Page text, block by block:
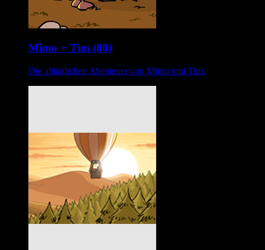
Mimo + Tim (80)
Die alltäglichen Abenteuer von Mimo und Tim.